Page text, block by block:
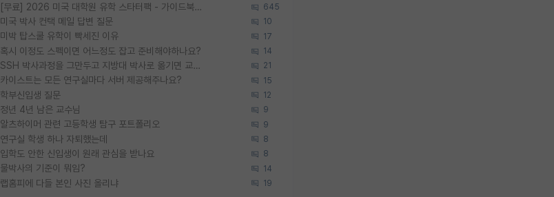
[무료] 2026 미국 대학원 유학 스타터팩 - 가이드북 & 합격자 컨택메일 템플릿 645
미국 박사 컨택 메일 답변 질문 10
미박 탑스쿨 유학이 빡세진 이유 17
혹시 이정도 스펙이면 어느정도 잡고 준비해야하나요? 14
SSH 박사과정을 그만두고 지방대 박사로 옮기면 교수의 꿈은 끝일까요? 21
카이스트는 모든 연구실마다 서버 제공해주나요? 15
학부신입생 질문 12
정년 4년 남은 교수님 9
알츠하이머 관련 고등학생 탐구 포트폴리오 9
연구실 학생 하나 자퇴했는데 8
입학도 안한 신입생이 원래 관심을 받나요 8
물박사의 기준이 뭐임? 14
랩홈피에 다들 본인 사진 올리냐 19